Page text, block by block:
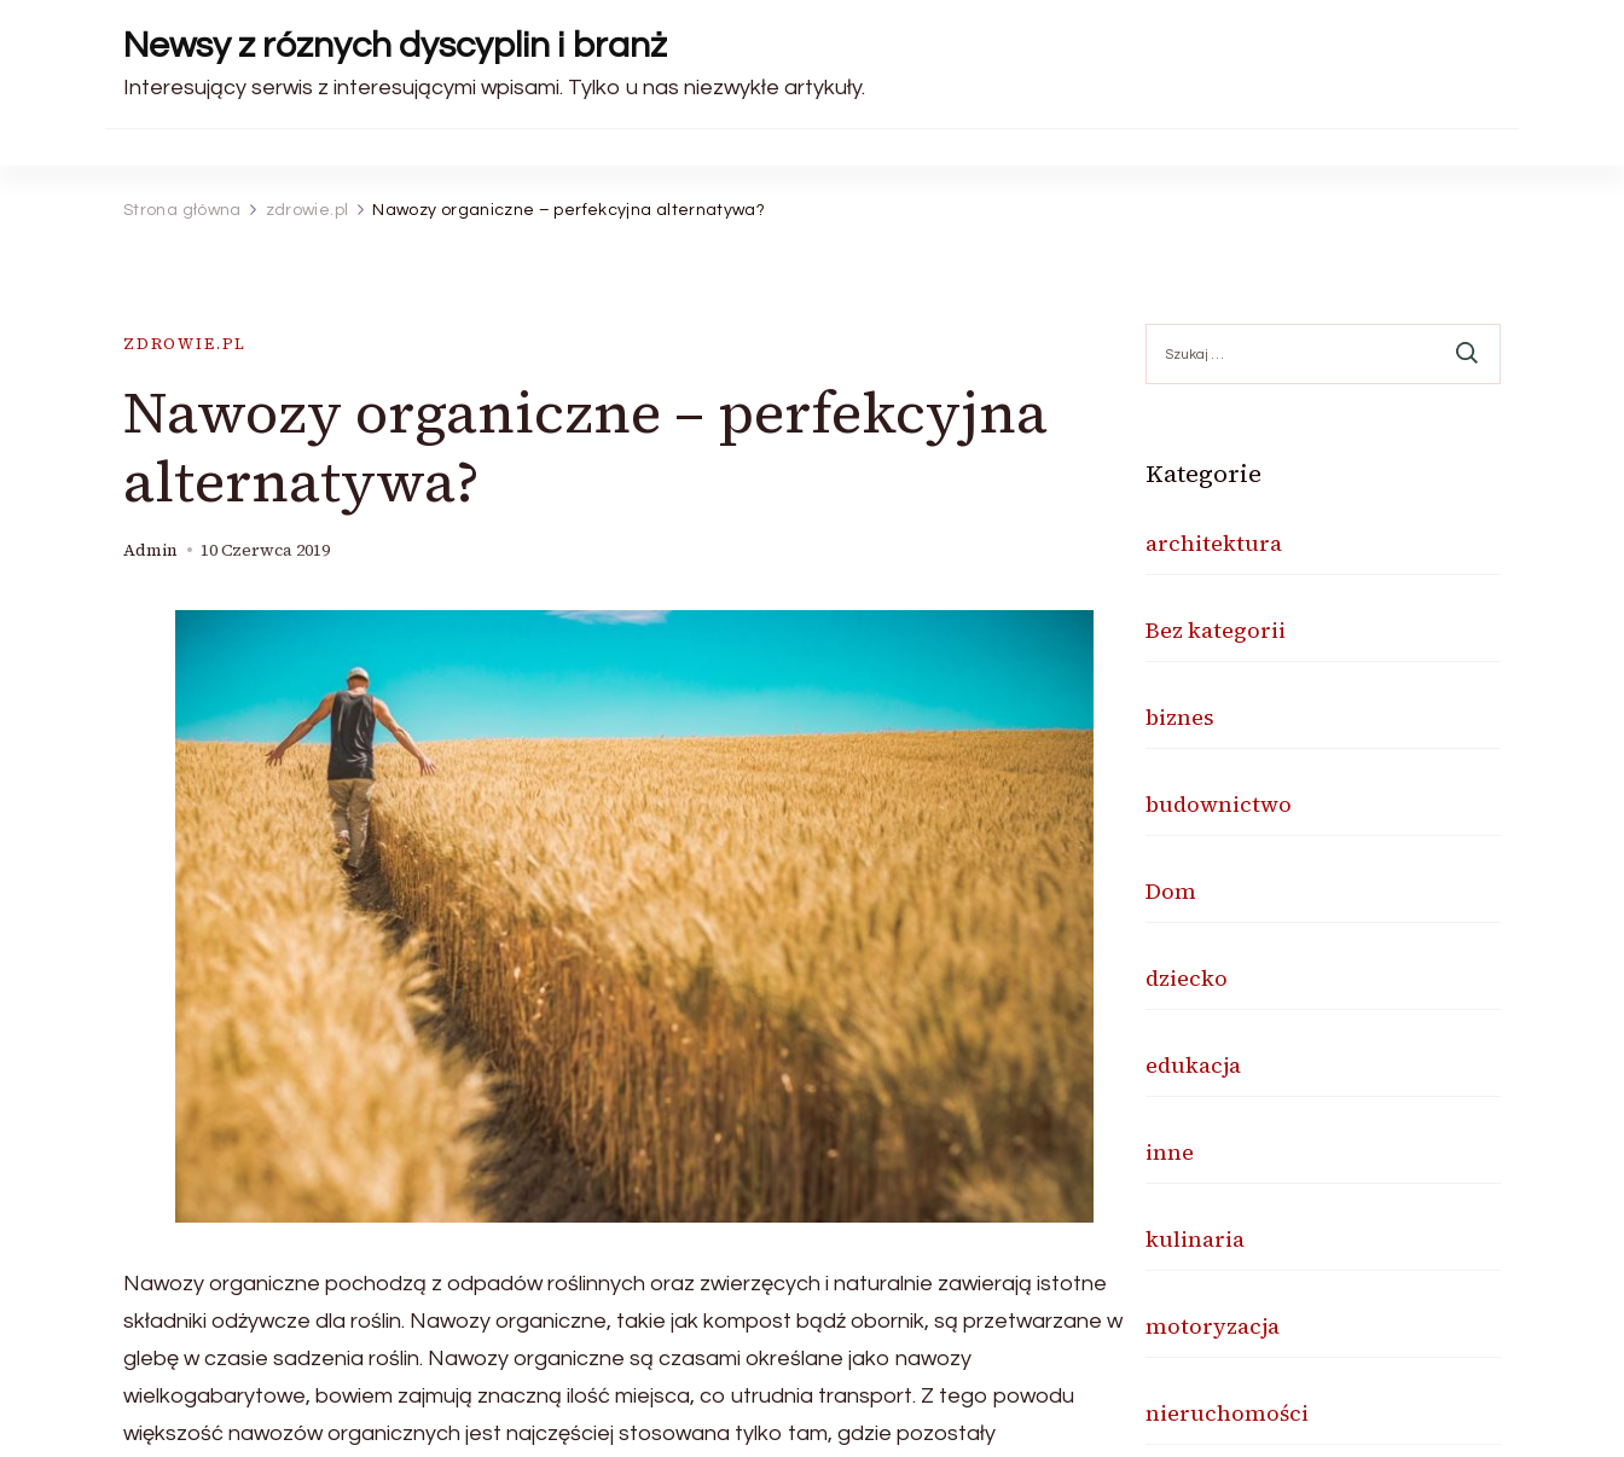
Newsy z róznych dyscyplin i branż
Interesujący serwis z interesującymi wpisami. Tylko u nas niezwykłe artykuły.
Strona główna zdrowie.pl Nawozy organiczne – perfekcyjna alternatywa?
ZDROWIE.PL
Nawozy organiczne – perfekcyjna
alternatywa?
Admin 10 Czerwca 2019
Nawozy organiczne pochodzą z odpadów roślinnych oraz zwierzęcych i naturalnie zawierają istotne
składniki odżywcze dla roślin. Nawozy organiczne, takie jak kompost bądź obornik, są przetwarzane w
glebę w czasie sadzenia roślin. Nawozy organiczne są czasami określane jako nawozy
wielkogabarytowe, bowiem zajmują znaczną ilość miejsca, co utrudnia transport. Z tego powodu
większość nawozów organicznych jest najczęściej stosowana tylko tam, gdzie pozostały
Kategorie
architektura
Bez kategorii
biznes
budownictwo
Dom
dziecko
edukacja
inne
kulinaria
motoryzacja
nieruchomości